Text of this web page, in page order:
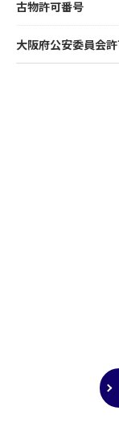
古物許可番号
大阪府公安委員会